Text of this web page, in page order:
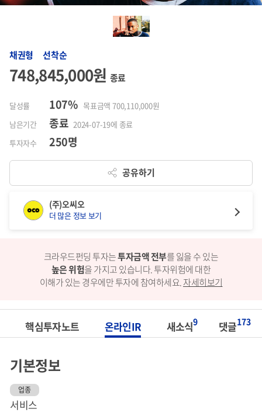
채권형 선착순
748,845,000원 종료
달성률 107% 목표금액 700,110,000원
남은기간
종료 2024-07-19에 종료
투자자수
250명
공유하기
크라우드펀딩 투자는투자금액 전부를 잃을 수 있는
높은 위험을 가지고 있습니다.투자위험에 대한
이해가 있는 경우에만 투자에 참여하세요.자세히보기
(주)오씨오
더 많은 정보 보기
핵심투자노트 온라인IR 새소식9 댓글173
기본정보
업종
서비스